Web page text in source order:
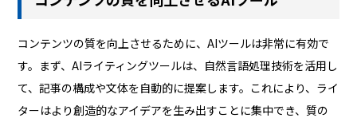
コンテンツの質を向上させるために、AIツールは非常に有効で
す。まず、AIライティングツールは、自然言語処理技術を活用し
て、記事の構成や文体を自動的に提案します。これにより、ライ
ターはより創造的なアイデアを生み出すことに集中でき、質の